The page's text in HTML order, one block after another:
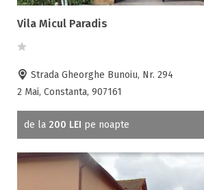
Scaun bebelus
Semineu
Spalatorie
Terasa
Teren de sport
Transport auto
Vila Micul Paradis
Strada Gheorghe Bunoiu, Nr. 294
2 Mai, Constanta, 907161
de la 200 LEI pe noapte